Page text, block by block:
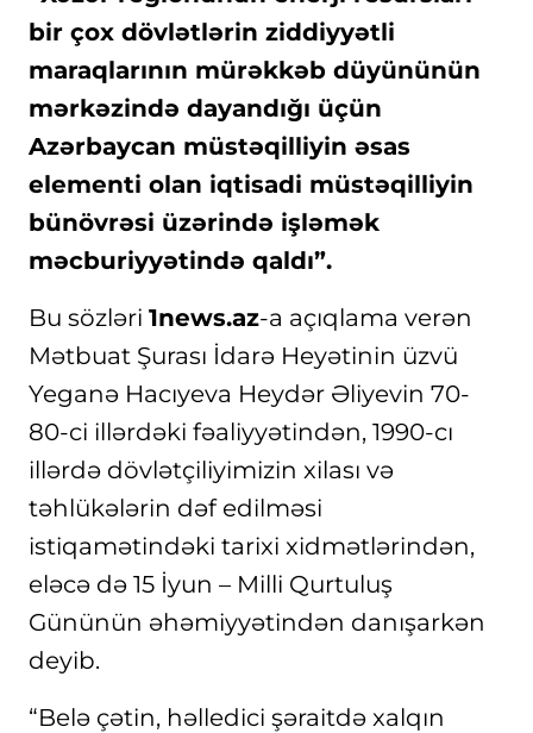
bir çox dövlətlərin ziddiyyətli
maraqlarının mürəkkəb düyününün
mərkəzində dayandığı üçün
Azərbaycan müstəqilliyin əsas
elementi olan iqtisadi müstəqilliyin
bünövrəsi üzərində işləmək
məcburiyyətində qaldı”.
Bu sözləri 1news.az-a açıqlama verən
Mətbuat Şurası İdarə Heyətinin üzvü
Yeganə Hacıyeva Heydər Əliyevin 70-
80-ci illərdəki fəaliyyətindən, 1990-cı
illərdə dövlətçiliyimizin xilası və
təhlükələrin dəf edilməsi
istiqamətindəki tarixi xidmətlərindən,
eləcə də 15 İyun – Milli Qurtuluş
Gününün əhəmiyyətindən danışarkən
deyib.
“Belə çətin, həlledici şəraitdə xalqın